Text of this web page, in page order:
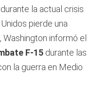
la actual crisis
pierde una
Washington informó el
F-15 durante las
la guerra en Medio